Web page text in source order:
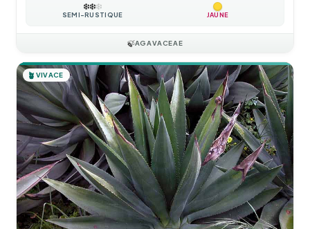
❄️❄️❄️
SEMI-RUSTIQUE JAUNE
🍃AGAVACEAE
🪴 VIVACE